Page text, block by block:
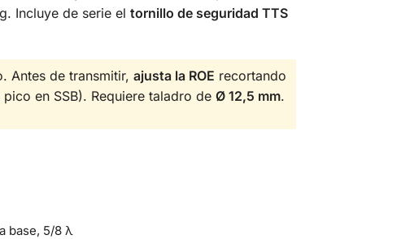
Incluye de serie el tornillo de seguridad TTS
Antes de transmitir, ajusta la ROE recortando
en SSB). Requiere taladro de Ø 12,5 mm.
base, 5/8 λ